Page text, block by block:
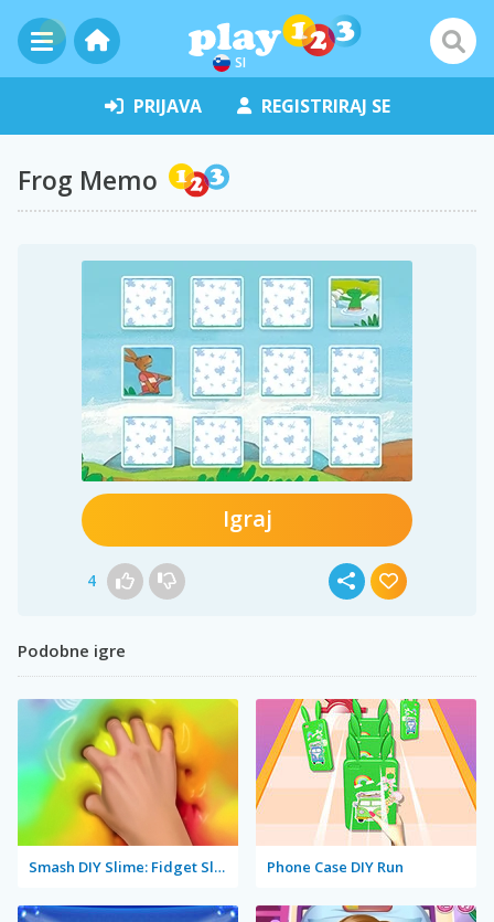
SI
PRIJAVA REGISTRIRAJ SE
Frog Memo
Igraj
4
Podobne igre
Smash DIY Slime: Fidget Slimy Phone Case DIY Run